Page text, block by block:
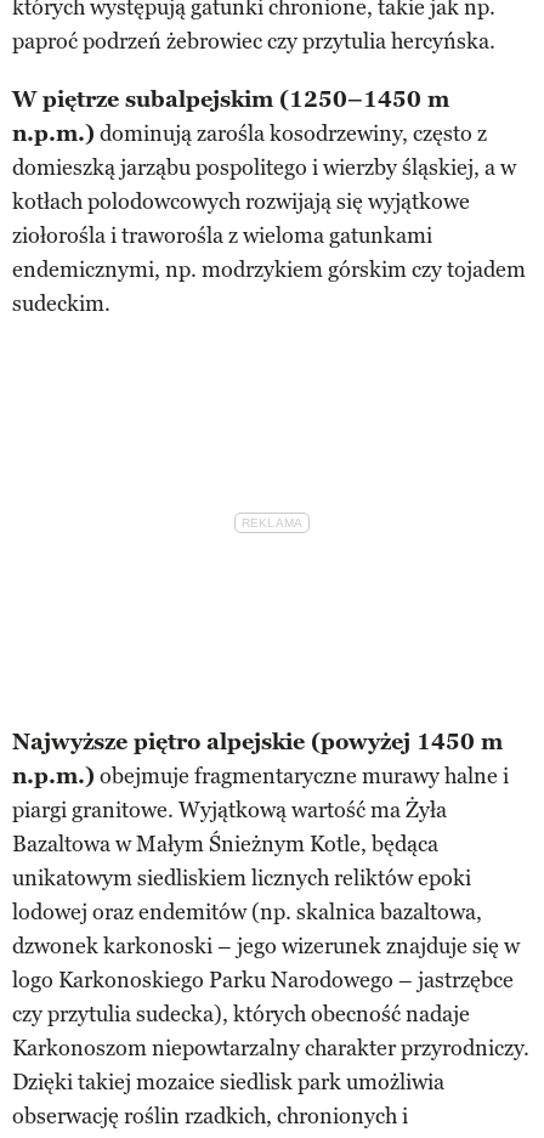
których występują gatunki chronione, takie jak np.
paproć podrzeń żebrowiec czy przytulia hercyńska.
W piętrze subalpejskim (1250–1450 m
n.p.m.) dominują zarośla kosodrzewiny, często z
domieszką jarząbu pospolitego i wierzby śląskiej, a w
kotłach polodowcowych rozwijają się wyjątkowe
ziołorośla i traworośla z wieloma gatunkami
endemicznymi, np. modrzykiem górskim czy tojadem
sudeckim.
Najwyższe piętro alpejskie (powyżej 1450 m
n.p.m.) obejmuje fragmentaryczne murawy halne i
piargi granitowe. Wyjątkową wartość ma Żyła
Bazaltowa w Małym Śnieżnym Kotle, będąca
unikatowym siedliskiem licznych reliktów epoki
lodowej oraz endemitów (np. skalnica bazaltowa,
dzwonek karkonoski – jego wizerunek znajduje się w
logo Karkonoskiego Parku Narodowego – jastrzębce
czy przytulia sudecka), których obecność nadaje
Karkonoszom niepowtarzalny charakter przyrodniczy.
Dzięki takiej mozaice siedlisk park umożliwia
obserwację roślin rzadkich, chronionych i